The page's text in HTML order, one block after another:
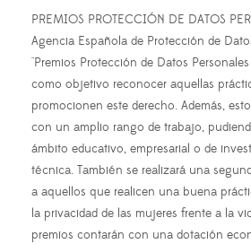
PREMIOS PROTECCIÓN DE DATOS
Agencia Española de Protección de
"Premios Protección de Datos
como objetivo reconocer aquellas
promocionen este derecho. Además,
con un amplio rango de trabajo,
ámbito educativo, empresarial o de
técnica. También se realizará una
a aquellos que realicen una buena
la privacidad de las mujeres frente a la
premios contarán con una dotación